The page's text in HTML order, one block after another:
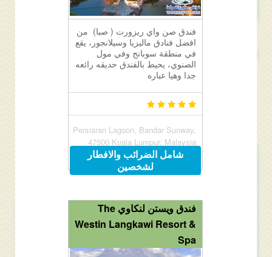
فندق صن واي ريزورت ( صبا) من
افضل فنادق ماليزيا وسيلانجور، يقع
في منطقة سوبانج وفي مول
الصنوي، يحيط بالفندق حديقه رائعه
جدا وهيا عباره
Persiaran Lagoon, Bandar Sunway,
47500 Kuala Lumpur, Malaysia
شامل الضرائب والافطار
لشخصين
فندق ويستن لنكاوي The
Westin Langkawi Resort &
Spa